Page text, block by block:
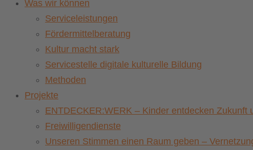
Was wir können
Serviceleistungen
Fördermittelberatung
Kultur macht stark
Servicestelle digitale kulturelle Bildung
Methoden
Projekte
ENTDECKER:WERK – Kinder entdecken Zukunft
Freiwilligendienste
Unseren Stimmen einen Raum geben –